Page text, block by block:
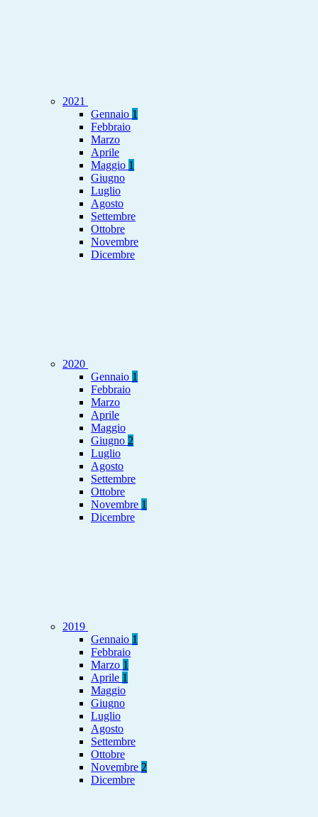
2021
Gennaio 1
Febbraio
Marzo
Aprile
Maggio 1
Giugno
Luglio
Agosto
Settembre
Ottobre
Novembre
Dicembre
2020
Gennaio 1
Febbraio
Marzo
Aprile
Maggio
Giugno 2
Luglio
Agosto
Settembre
Ottobre
Novembre 1
Dicembre
2019
Gennaio 1
Febbraio
Marzo 1
Aprile 1
Maggio
Giugno
Luglio
Agosto
Settembre
Ottobre
Novembre 2
Dicembre